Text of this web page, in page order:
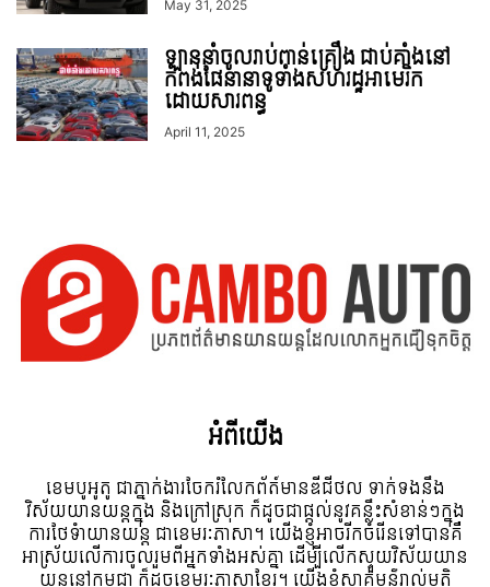
May 31, 2025
ឡាននាំចូលរាប់ពាន់គ្រឿង ជាប់គាំងនៅ
កំពង់ផែនានាទូទាំងសហរដ្ឋអាមេរិក
ដោយសារពន្ធ
April 11, 2025
អំពី​យើង
ខេមបូអូតូ ជាភ្នាក់ងារចែករំលែកព័ត៍មានឌីជីថល ទាក់ទងនឹង
វិស័យយានយន្តក្នុង និងក្រៅស្រុក ក៏ដូចជាផ្តល់នូវគន្លឹះសំខាន់ៗក្នុង
ការថែទំាយានយន្ត ជាខេមរៈភាសា។ យើងខ្ញុំអាចរីកចំរើនទៅបានគឺ
អាស្រ័យលើការចូលរួមពីអ្នកទាំងអស់គ្នា ដើម្បីលើកស្ទួយវិស័យយាន